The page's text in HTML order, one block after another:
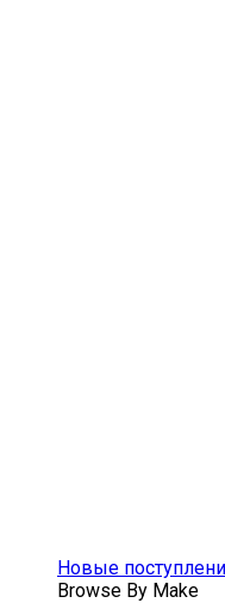
Новые
Browse By Make